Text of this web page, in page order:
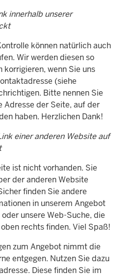
innerhalb unserer
können natürlich auch
Wir werden diesen so
korrigieren, wenn Sie uns
(siehe
Bitte nennen Sie
Adresse der Seite, auf der
haben. Herzlichen Dank!
einer anderen Website auf
ist nicht vorhanden. Sie
der anderen Website
finden Sie andere
in unserem Angebot
unsere Web-Suche, die
rechts finden. Viel Spaß!
zum Angebot nimmt die
entgegen. Nutzen Sie dazu
Diese finden Sie im